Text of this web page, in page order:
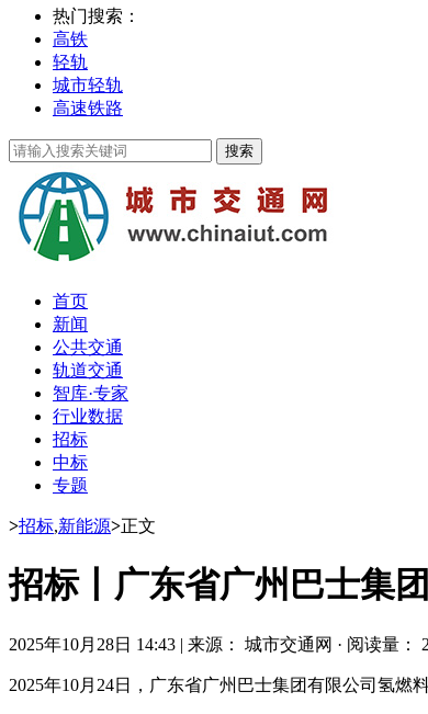
热门搜索：
高铁
轻轨
城市轻轨
高速铁路
首页
新闻
公共交通
轨道交通
智库·专家
行业数据
招标
中标
专题
>招标,新能源>正文
招标丨广东省广州巴士集
2025年10月28日 14:43 | 来源： 城市交通网 · 阅读量：
2025年10月24日，广东省广州巴士集团有限公司氢燃